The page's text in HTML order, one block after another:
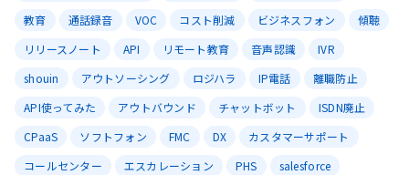
教育
通話録音 VOC コスト削減 ビジネスフォン
傾聴
リリースノート
API リモート教育 音声認識
IVR
shouin
アウトソーシング ロジハラ IP電話
離職防止
API使ってみた
アウトバウンド チャットボット
ISDN廃止
CPaaS
ソフトフォン FMC DX
カスタマーサポート
コールセンター
エスカレーション PHS
salesforce